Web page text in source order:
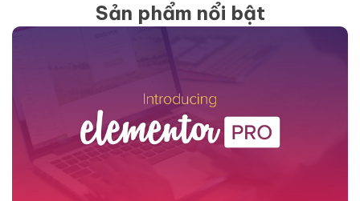
Sản phẩm nổi bật